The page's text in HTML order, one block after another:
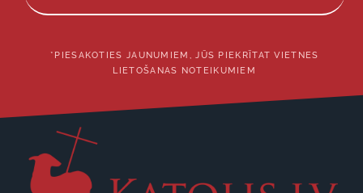
*PIESAKOTIES JAUNUMIEM, JŪS PIEKRĪTAT VIETNES
LIETOŠANAS NOTEIKUMIEM